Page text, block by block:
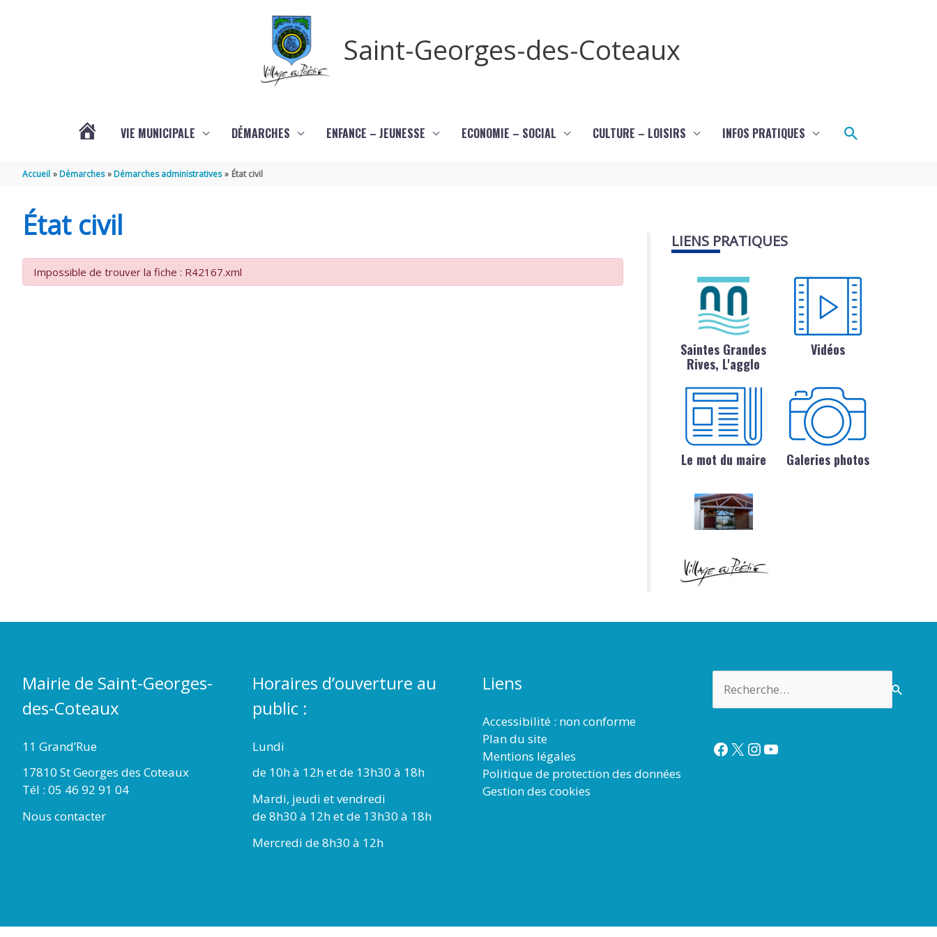
Saint-Georges-des-Coteaux
VIE MUNICIPALE DÉMARCHES ENFANCE – JEUNESSE ECONOMIE – SOCIAL CULTURE – LOISIRS INFOS PRATIQUES Rechercher
Accueil Démarches Démarches administratives État civil
État civil
Impossible de trouver la fiche : R42167.xml
LIENS PRATIQUES
Saintes Grandes
Rives, L'agglo
Vidéos
Le mot du maire Galeries photos
Mairie de Saint-Georges-
des-Coteaux
11 Grand’Rue
17810 St Georges des Coteaux
Tél : 05 46 92 91 04
Nous contacter
Horaires d’ouverture au
public :
Lundi
de 10h à 12h et de 13h30 à 18h
Mardi, jeudi et vendredi
de 8h30 à 12h et de 13h30 à 18h
Mercredi de 8h30 à 12h
Liens
Accessibilité : non conforme
Plan du site
Mentions légales
Politique de protection des données
Gestion des cookies
Facebook
X Instagram
YouTube